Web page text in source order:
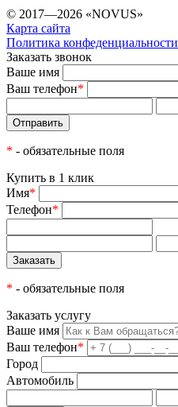
© 2017—2026 «NOVUS»
Карта сайта
Политика конфеденциальности
Заказать звонок
Ваше имя
Ваш телефон*
* - обязательные поля
Купить в 1 клик
Имя*
Телефон*
* - обязательные поля
Заказать услугу
Ваше имя
Ваш телефон*
Город
Автомобиль